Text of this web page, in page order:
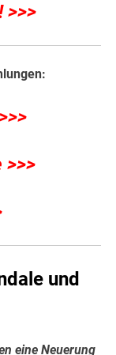
>>>
und
eine Neuerung